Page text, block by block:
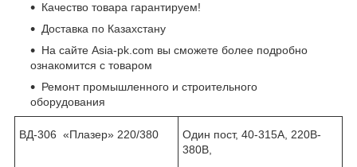
Качество товара гарантируем!
Доставка по Казахстану
На сайте Asia-pk.com вы сможете более подробно
ознакомится с товаром
Ремонт промышленного и строительного
оборудования
ВД-306 «Плазер» 220/380
Один пост, 40-315А, 220В-
380В,